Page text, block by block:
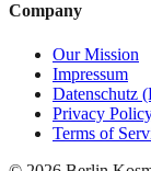
Company
Our Mission
Impressum
Datenschutz
Privacy
Terms of